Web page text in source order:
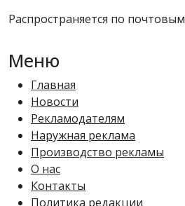
Распространяется по
Меню
Главная
Новости
Рекламодателям
Наружная реклама
Производство рекламы
О нас
Контакты
Политика редакции